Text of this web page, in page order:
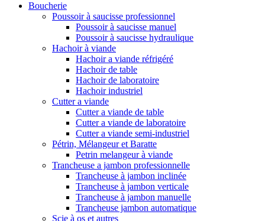
Boucherie
Poussoir à saucisse professionnel
Poussoir à saucisse manuel
Poussoir à saucisse hydraulique
Hachoir à viande
Hachoir a viande réfrigéré
Hachoir de table
Hachoir de laboratoire
Hachoir industriel
Cutter a viande
Cutter a viande de table
Cutter a viande de laboratoire
Cutter a viande semi-industriel
Pétrin, Mélangeur et Baratte
Petrin melangeur à viande
Trancheuse a jambon professionnelle
Trancheuse à jambon inclinée
Trancheuse à jambon verticale
Trancheuse à jambon manuelle
Trancheuse jambon automatique
Scie à os et autres